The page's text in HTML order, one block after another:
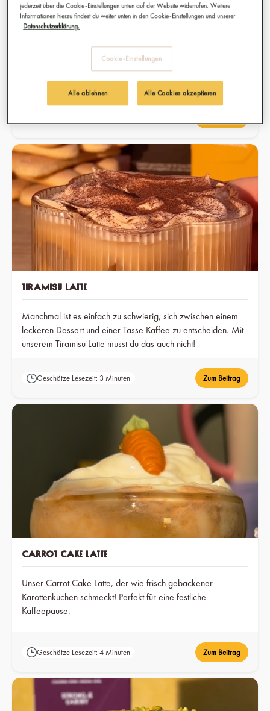
Lavender Haze Latte
Taro, Lavendel und Afro Coffee Mild &amp; Aromatic in
einem traumhaften, aromatischen Glas.
Tiramisu Latte
Manchmal ist es einfach zu schwierig, sich zwischen einem
leckeren Dessert und einer Tasse Kaffee zu entscheiden. Mit
unserem Tiramisu Latte musst du das auch nicht!
Geschätze Lesezeit: 3 Minuten Zum Beitrag
Carrot Cake Latte
Unser Carrot Cake Latte, der wie frisch gebackener
Karottenkuchen schmeckt! Perfekt für eine festliche
Kaffeepause.
Geschätze Lesezeit: 4 Minuten Zum Beitrag
jederzeit über die Cookie-Einstellungen unten auf der Website widerrufen. Weitere
Informationen hierzu findest du weiter unten in den Cookie-Einstellungen und unserer
Datenschutzerklärung.
Cookie-Einstellungen
Alle ablehnen Alle Cookies akzeptieren